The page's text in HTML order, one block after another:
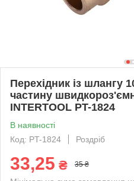
Перехідник із шлангу
частину
INTERTOOL PT-1824
В наявності
Код: PT-1824
Роздріб
33,25 ₴ 35 ₴